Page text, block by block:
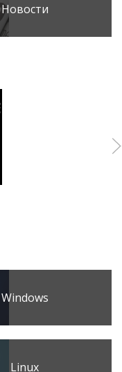
Новости
Windows
Linux